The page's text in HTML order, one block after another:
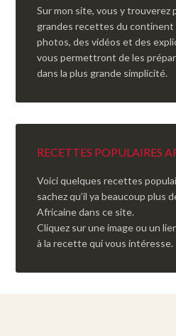
Sur mon site, vous y trouverez
grandes recettes du continent
photos, des vidéos et des
vous permettront de les
dans la plus grande simplicité.
RECETTES POPULAIRES
Voici quelques recettes
sachez qu’il ya beaucoup plus
Africaine dans ce site.
Cliquez sur une image ou un
à la recette qui vous intéresse.